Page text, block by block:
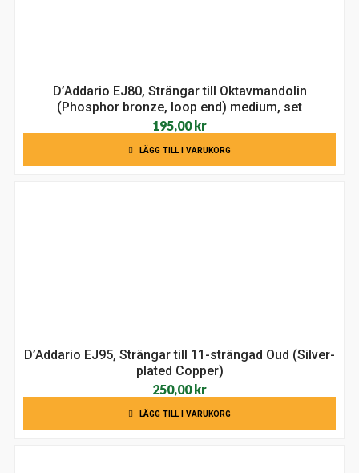
D’Addario EJ80, Strängar till Oktavmandolin
(Phosphor bronze, loop end) medium, set
195,00kr
LÄGG TILL I VARUKORG
D’Addario EJ95, Strängar till 11-strängad Oud (Silver-
plated Copper)
250,00kr
LÄGG TILL I VARUKORG